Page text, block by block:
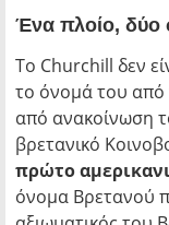
Ένα πλοίο, δύο
Το Churchill δεν
το όνομά του από
από ανακοίνωση
βρετανικό
πρώτο
όνομα Βρετανού